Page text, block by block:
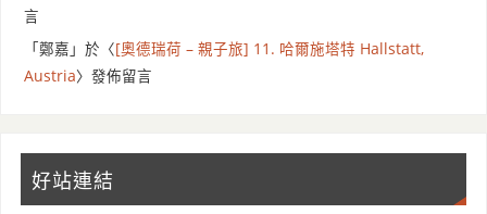
言
「鄭嘉 」於〈[奧德瑞荷 – 親子旅] 11. 哈爾施塔特 Hallstatt,
Austria〉發佈留言
好站連結